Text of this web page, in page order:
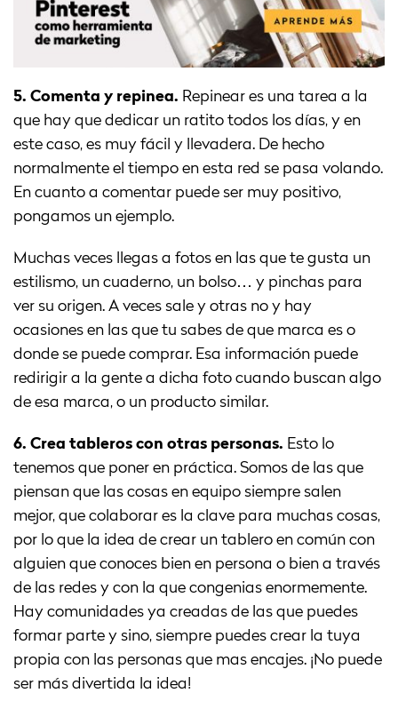
5. Comenta y repinea. Repinear es una tarea a la
que hay que dedicar un ratito todos los días, y en
este caso, es muy fácil y llevadera. De hecho
normalmente el tiempo en esta red se pasa volando.
En cuanto a comentar puede ser muy positivo,
pongamos un ejemplo.
Muchas veces llegas a fotos en las que te gusta un
estilismo, un cuaderno, un bolso… y pinchas para
ver su origen. A veces sale y otras no y hay
ocasiones en las que tu sabes de que marca es o
donde se puede comprar. Esa información puede
redirigir a la gente a dicha foto cuando buscan algo
de esa marca, o un producto similar.
6. Crea tableros con otras personas. Esto lo
tenemos que poner en práctica. Somos de las que
piensan que las cosas en equipo siempre salen
mejor, que colaborar es la clave para muchas cosas,
por lo que la idea de crear un tablero en común con
alguien que conoces bien en persona o bien a través
de las redes y con la que congenias enormemente.
Hay comunidades ya creadas de las que puedes
formar parte y sino, siempre puedes crear la tuya
propia con las personas que mas encajes. ¡No puede
ser más divertida la idea!